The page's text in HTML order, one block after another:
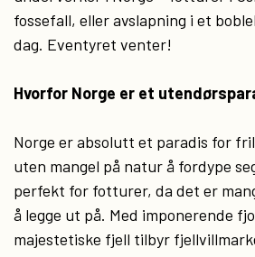
fossefall, eller avslapning i et
dag. Eventyret venter!
Hvorfor Norge er et
Norge er absolutt et paradis for
uten mangel på natur å fordype
perfekt for fotturer, da det er
å legge ut på. Med imponerende
majestetiske fjell tilbyr